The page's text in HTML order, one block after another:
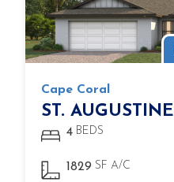
Cape Coral
ST. AUGUSTINE
4 BEDS
1829 SF A/C